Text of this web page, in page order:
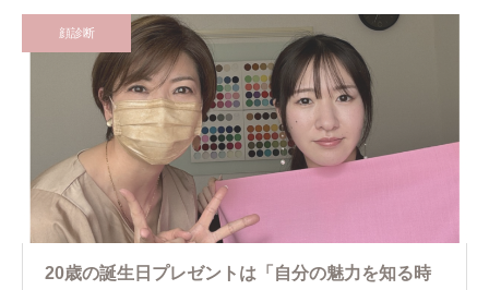
顔診断
20歳の誕生日プレゼントは「自分の魅力を知る時